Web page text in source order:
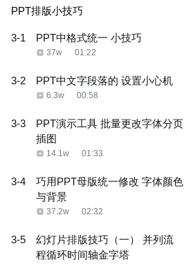
PPT排版小技巧
3-1 PPT中格式统一 小技巧
37w 01:22
3-2 PPT中文字段落的 设置小心机
6.3w 00:58
3-3
PPT演示工具 批量更改字体分页
插图
14.1w 01:33
3-4
巧用PPT母版统一修改 字体颜色
与背景
37.2w 02:32
3-5
幻灯片排版技巧（一） 并列流
程循环时间轴金字塔